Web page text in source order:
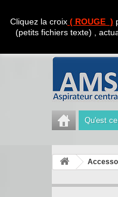
Cliquez la croix ( ROUGE )
(petits fichiers texte) ,
Appelez-nous
Qu'est